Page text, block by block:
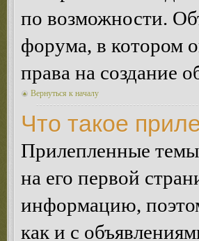
по возможности.
форума, в котором
права на создание
Вернуться к началу
Что такое
Прилепленные темы
на его первой
информацию,
как и с